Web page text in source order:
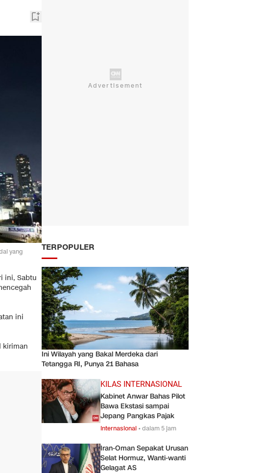
yang
ini, Sabtu
ini
kiriman
TERPOPULER
Ini Wilayah yang Bakal Merdeka dari
Tetangga RI, Punya 21 Bahasa
KILAS INTERNASIONAL
Kabinet Anwar Bahas Pilot
Bawa Ekstasi sampai
Jepang Pangkas Pajak
Internasional •dalam 5 jam
Iran-Oman Sepakat Urusan
Selat Hormuz, Wanti-wanti
Gelagat AS